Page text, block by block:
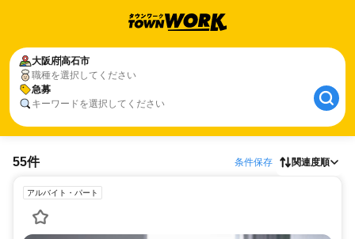
大阪府高石市
職種を選択してください
急募
キーワードを選択してください
55件 条件保存 関連度順
アルバイト・パート